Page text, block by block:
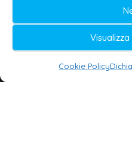
Cookie Policy
Editore e
Daniele
Galatina24 è
delle